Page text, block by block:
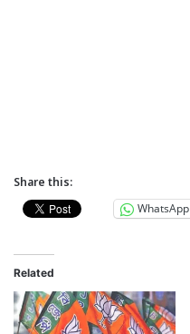
Share this:
WhatsApp
Related